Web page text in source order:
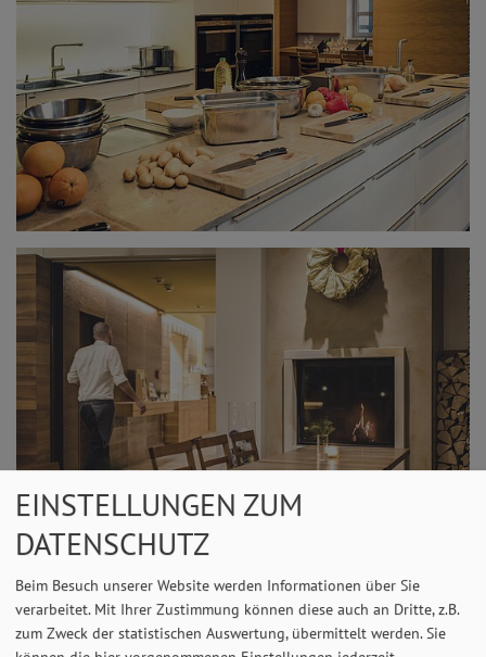
Raumprogramm
EINSTELLUNGEN ZUM
DATENSCHUTZ
Beim Besuch unserer Website werden Informationen über Sie
verarbeitet. Mit Ihrer Zustimmung können diese auch an Dritte, z.B.
zum Zweck der statistischen Auswertung, übermittelt werden. Sie